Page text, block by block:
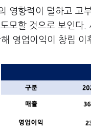
영향력이 덜하고 고
모할 것으로 보인다
영업이익이 창립